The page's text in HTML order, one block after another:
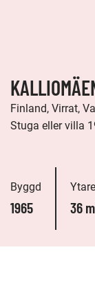
Finland, Virrat,
Stuga eller villa
Byggd
1965 36